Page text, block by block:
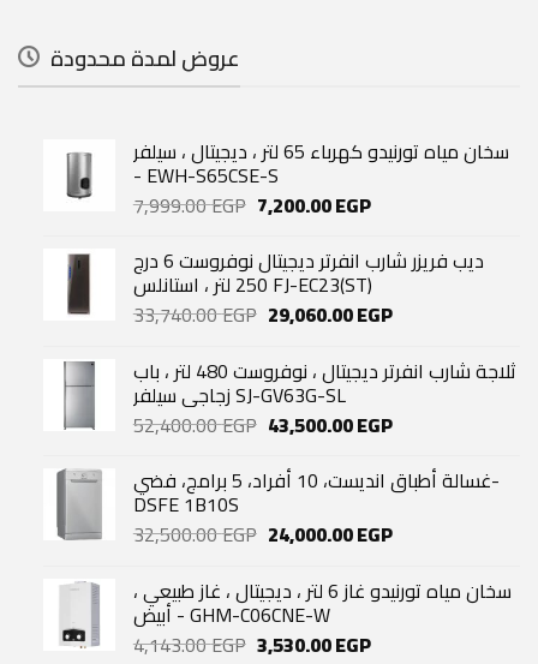
عروض لمدة محدودة
سخان مياه تورنيدو كهرباء 65 لتر ، ديجيتال ، سيلفر
- EWH-S65CSE-S
7,999.00EGP Original
was:
7,999.00 EGP.
7,200.00EGPCurrent
is:
7,200.00 EGP.
ديب فريزر شارب انفرتر ديجيتال نوفروست 6 درج
250 لتر ، استانلس FJ-EC23(ST)
33,740.00EGP Original
was:
33,740.00 EGP.
29,060.00EGPCurrent
is:
29,060.00 EGP.
ثلاجة شارب انفرتر ديجيتال ، نوفروست 480 لتر ، باب
زجاجي سيلفر SJ-GV63G-SL
52,400.00EGP Original
was:
52,400.00 EGP.
43,500.00EGPCurrent
is:
43,500.00 EGP.
غسالة أطباق انديست، 10 أفراد، 5 برامج، فضي-
DSFE 1B10S
32,500.00EGP Original
was:
32,500.00 EGP.
24,000.00EGPCurrent
is:
24,000.00 EGP.
سخان مياه تورنيدو غاز 6 لتر ، ديجيتال ، غاز طبيعي ،
أبيض - GHM-C06CNE-W
4,143.00EGP Original
3,530.00EGPCurrent